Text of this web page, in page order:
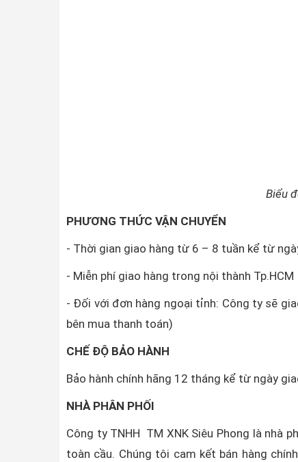
Biểu
PHƯƠNG THỨC VẬN CHUYỂN
- Thời gian giao hàng từ 6 – 8 tuần kể từ
- Miễn phí giao hàng trong nội thành Tp.HCM
- Đối với đơn hàng ngoại tỉnh: Công ty sẽ
bên mua thanh toán)
CHẾ ĐỘ BẢO HÀNH
Bảo hành chính hãng 12 tháng kể từ ngày
NHÀ PHÂN PHỐI
Công ty TNHH TM XNK Siêu Phong là nhà
toàn cầu. Chúng tôi cam kết bán hàng